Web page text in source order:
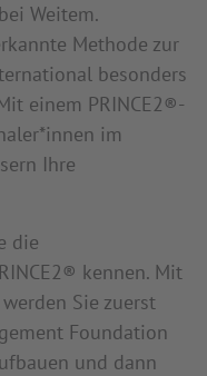
Weitem.
Methode zur
besonders
einem PRINCE2®-
im
Ihre
die
kennen. Mit
Sie zuerst
Foundation
und dann